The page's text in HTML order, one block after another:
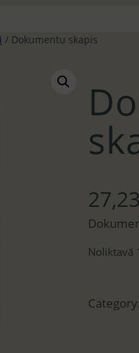
/ Dokumentu skapis
27,23
Noliktavā
Category: